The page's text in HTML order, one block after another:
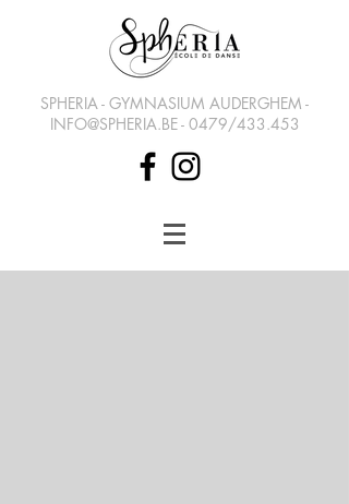
SPHERIA - GYMNASIUM AUDERGHEM -
INFO@SPHERIA.BE- 0479/433.453